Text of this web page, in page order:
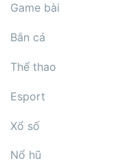
Game bài
Bắn cá
Thể thao
Esport
Xổ số
Nổ hũ